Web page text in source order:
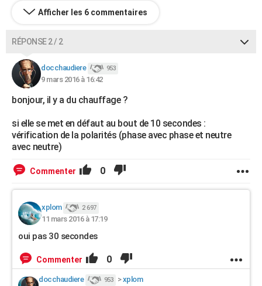
Afficher les 6 commentaires
RÉPONSE 2 / 2
docchaudiere 953
9 mars 2016 à 16:42
bonjour, il y a du chauffage ?
si elle se met en défaut au bout de 10 secondes :
vérification de la polarités (phase avec phase et neutre
avec neutre)
Commenter 0
xplom 2 697
11 mars 2016 à 17:19
oui pas 30 secondes
Commenter 0
docchaudiere 953 >xplom